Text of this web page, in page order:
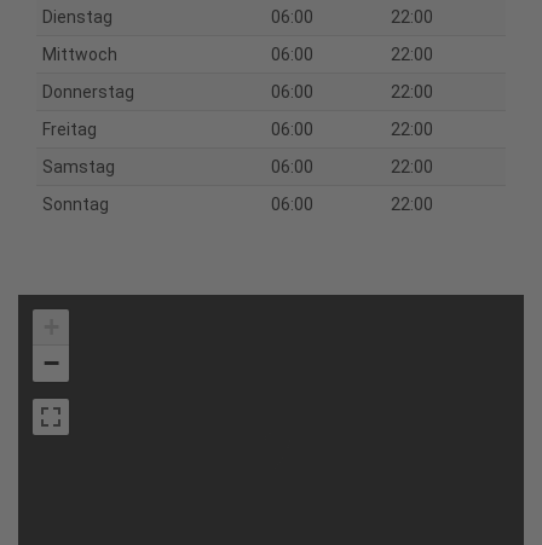
Dienstag
06:00
22:00
Mittwoch
06:00
22:00
Donnerstag
06:00
22:00
Freitag
06:00
22:00
Samstag
06:00
22:00
Sonntag
06:00 22:00
−